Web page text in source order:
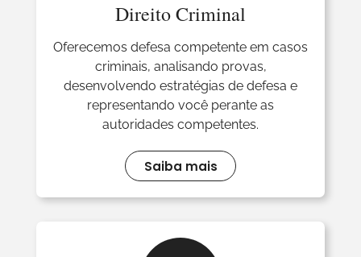
Direito Criminal
Oferecemos defesa competente em casos
criminais, analisando provas,
desenvolvendo estratégias de defesa e
representando você perante as
autoridades competentes.
Saiba mais